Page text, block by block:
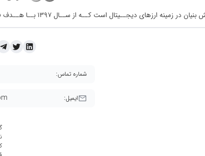
ارزهای دیجــیتال است کــه از ســال ۱۳۹۷ بــا هــدف فراهم آوردن
ایمیل:
شماره تماس: